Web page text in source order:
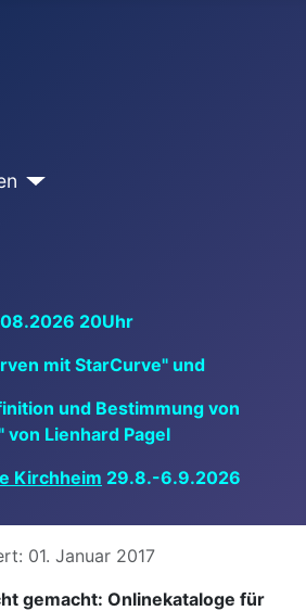
20Uhr
mit StarCurve" und
und Bestimmung von
von Lienhard Pagel
Kirchheim 29.8.-6.9.2026
01. Januar 2017
gemacht: Onlinekataloge für